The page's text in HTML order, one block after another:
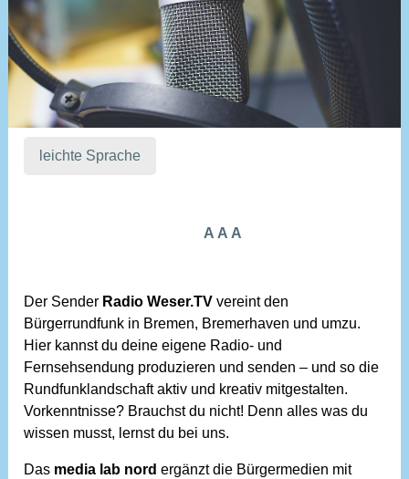
leichte Sprache
ADecrease
AReset
AIncrease
Der Sender Radio Weser.TV vereint den
Bürgerrundfunk in Bremen, Bremerhaven und umzu.
Hier kannst du deine eigene Radio- und
Fernsehsendung produzieren und senden – und so die
Rundfunklandschaft aktiv und kreativ mitgestalten.
Vorkenntnisse? Brauchst du nicht! Denn alles was du
wissen musst, lernst du bei uns.
Das media lab nord ergänzt die Bürgermedien mit